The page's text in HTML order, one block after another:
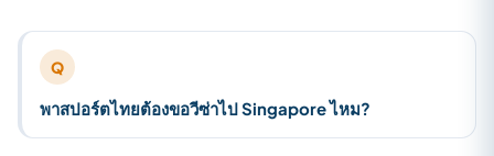
Q
พาสปอร์ตไทยต้องขอวีซ่าไป Singapore ไหม?